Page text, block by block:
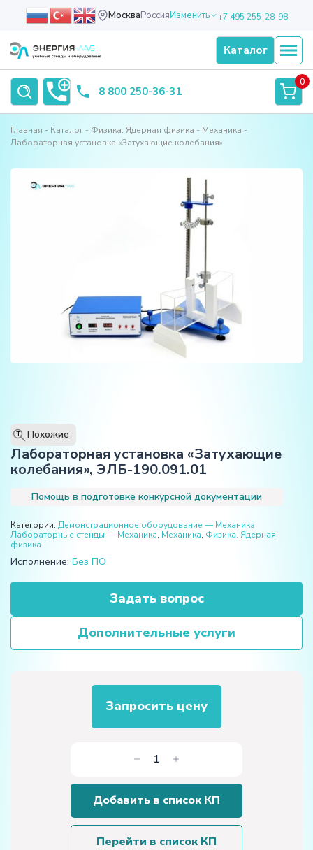
МоскваРоссияИзменить +7 495 255-28-98
Каталог
8 800 250-36-31
0
Главная Каталог Физика. Ядерная физика
Механика
Лабораторная установка «Затухающие колебания»
T Похожие
Лабораторная установка «Затухающие
колебания», ЭЛБ-190.091.01
Помощь в подготовке конкурсной документации
Категории: Демонстрационное оборудование — Механика,
Лабораторные стенды — Механика, Механика, Физика. Ядерная
физика
Исполнение: Без ПО
Задать вопрос
Дополнительные услуги
Запросить цену
Количество
товара
Лабораторная
установка
«Затухающие
колебания»
Добавить в список КП
Перейти в список КП